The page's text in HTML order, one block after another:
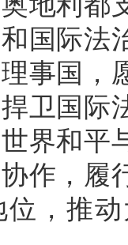
国际法
事国，
卫国际
界和平
作，履
位，推